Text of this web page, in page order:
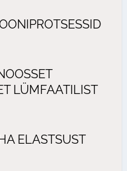
LÜMFAATILIST
ELASTSUST